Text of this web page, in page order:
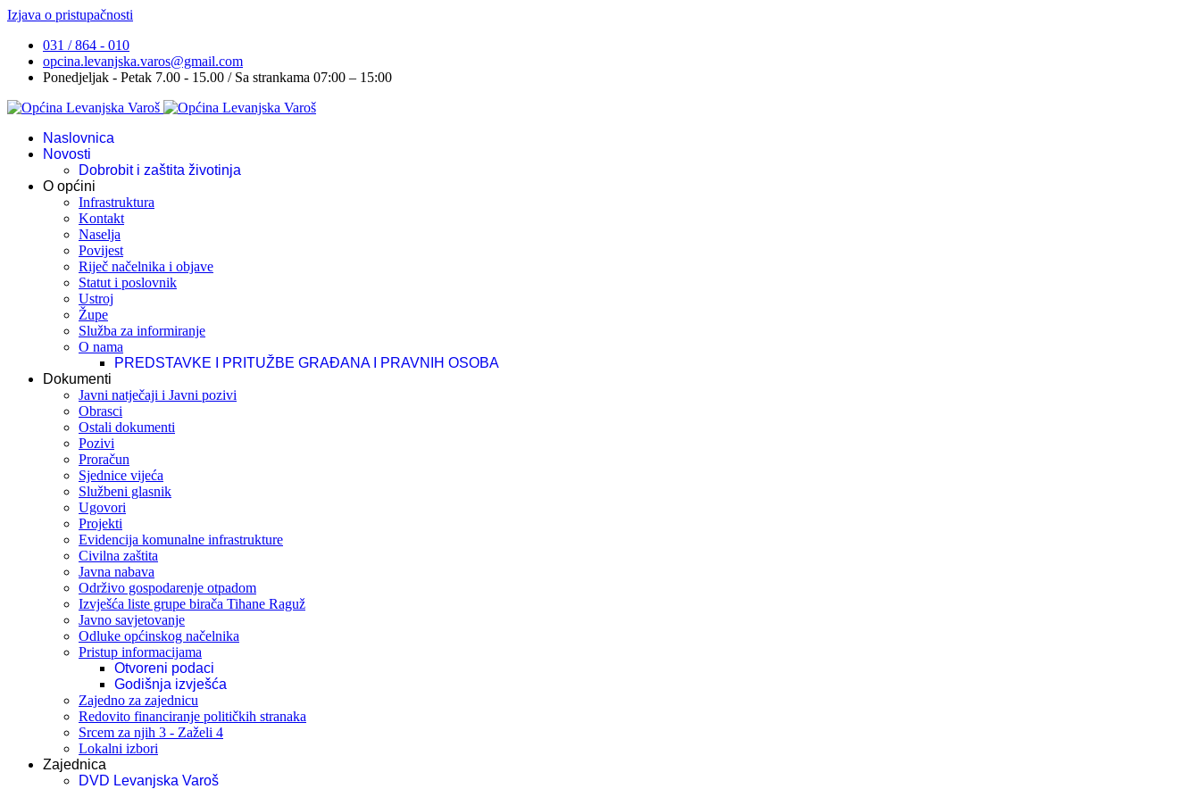
Izjava o pristupačnosti
031 / 864 - 010
opcina.levanjska.varos@gmail.com
Ponedjeljak - Petak 7.00 - 15.00 / Sa strankama 07:00 – 15:00
Naslovnica
Novosti
Dobrobit i zaštita životinja
O općini
Infrastruktura
Kontakt
Naselja
Povijest
Riječ načelnika i objave
Statut i poslovnik
Ustroj
Župe
Služba za informiranje
O nama
PREDSTAVKE I PRITUŽBE GRAĐANA I PRAVNIH OSOBA
Dokumenti
Javni natječaji i Javni pozivi
Obrasci
Ostali dokumenti
Pozivi
Proračun
Sjednice vijeća
Službeni glasnik
Ugovori
Projekti
Evidencija komunalne infrastrukture
Civilna zaštita
Javna nabava
Održivo gospodarenje otpadom
Izvješća liste grupe birača Tihane Raguž
Javno savjetovanje
Odluke općinskog načelnika
Pristup informacijama
Otvoreni podaci
Godišnja izvješća
Zajedno za zajednicu
Redovito financiranje političkih stranaka
Srcem za njih 3 - Zaželi 4
Lokalni izbori
Zajednica
DVD Levanjska Varoš